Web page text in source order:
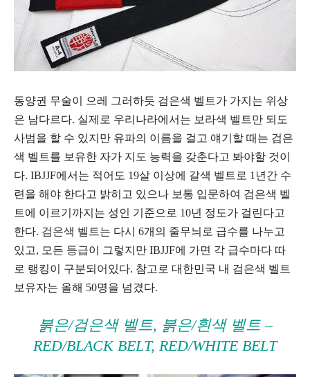
동양권 무술이 으레 그러하듯 검은색 벨트가 가지는 위상
은 남다르다. 실제로 우리나라에서는 보라색 벨트만 되도
사범을 할 수 있지만 유파의 이름을 걸고 얘기할 때는 검은
색 벨트를 보유한 자가 지도 능력을 갖춘다고 봐야할 것이
다. IBJJF에서는 적어도 19살 이상에 갈색 벨트로 1년간 수
련을 해야 한다고 밝히고 있으나 보통 입문하여 검은색 벨
트에 이르기까지는 성인 기준으로 10년 정도가 걸린다고
한다. 검은색 벨트는 다시 6개의 줄무늬로 급수를 나누고
있고, 모든 등급이 그렇지만 IBJJF에 가면 각 급수마다 따
로 랭킹이 구분되어있다. 참고로 대한민국 내 검은색 벨트
보유자는 올해 50명을 넘겼다.
붉은/검은색 벨트, 붉은/흰색 벨트 –
RED/BLACK BELT, RED/WHITE BELT